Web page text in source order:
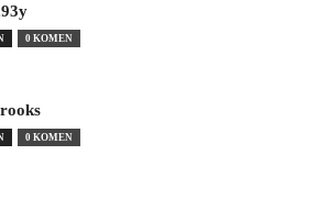
0 KOMEN
0 KOMEN